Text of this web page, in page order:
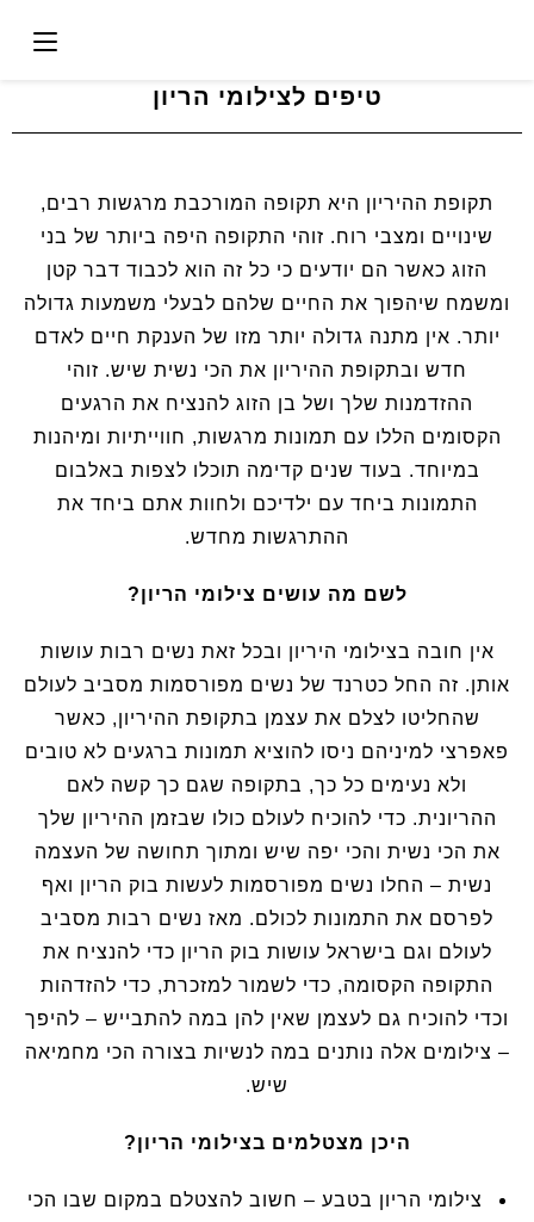
טיפים לצילומי הריון
תקופת ההיריון היא תקופה המורכבת מרגשות רבים,
שינויים ומצבי רוח. זוהי התקופה היפה ביותר של בני
הזוג כאשר הם יודעים כי כל זה הוא לכבוד דבר קטן
ומשמח שיהפוך את החיים שלהם לבעלי משמעות גדולה
יותר. אין מתנה גדולה יותר מזו של הענקת חיים לאדם
חדש ובתקופת ההיריון את הכי נשית שיש. זוהי
ההזדמנות שלך ושל בן הזוג להנציח את הרגעים
הקסומים הללו עם תמונות מרגשות, חווייתיות ומיהנות
במיוחד. בעוד שנים קדימה תוכלו לצפות באלבום
התמונות ביחד עם ילדיכם ולחוות אתם ביחד את
ההתרגשות מחדש.
לשם מה עושים צילומי הריון?
אין חובה בצילומי היריון ובכל זאת נשים רבות עושות
אותן. זה החל כטרנד של נשים מפורסמות מסביב לעולם
שהחליטו לצלם את עצמן בתקופת ההיריון, כאשר
פאפרצי למיניהם ניסו להוציא תמונות ברגעים לא טובים
ולא נעימים כל כך, בתקופה שגם כך קשה לאם
ההריונית. כדי להוכיח לעולם כולו שבזמן ההיריון שלך
את הכי נשית והכי יפה שיש ומתוך תחושה של העצמה
נשית – החלו נשים מפורסמות לעשות בוק הריון ואף
לפרסם את התמונות לכולם. מאז נשים רבות מסביב
לעולם וגם בישראל עושות בוק הריון כדי להנציח את
התקופה הקסומה, כדי לשמור למזכרת, כדי להזדהות
וכדי להוכיח גם לעצמן שאין להן במה להתבייש – להיפך
– צילומים אלה נותנים במה לנשיות בצורה הכי מחמיאה
שיש.
היכן מצטלמים בצילומי הריון?
צילומי הריון בטבע – חשוב להצטלם במקום שבו הכי